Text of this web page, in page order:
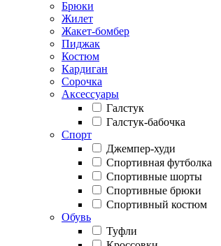
Брюки
Жилет
Жакет-бомбер
Пиджак
Костюм
Кардиган
Сорочка
Аксессуары
Галстук
Галстук-бабочка
Спорт
Джемпер-худи
Спортивная футболка
Спортивные шорты
Спортивные брюки
Спортивный костюм
Обувь
Туфли